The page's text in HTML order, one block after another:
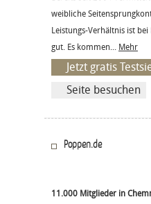
weibliche
Leistungs-Verhältnis ist
gut. Es kommen... Mehr
Jetzt gratis
Seite besuchen
Poppen.de
11.000 Mitglieder in